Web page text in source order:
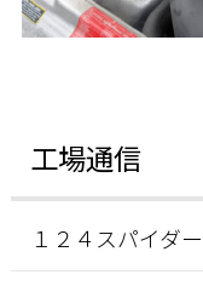
工場通信
１２４スパイダー